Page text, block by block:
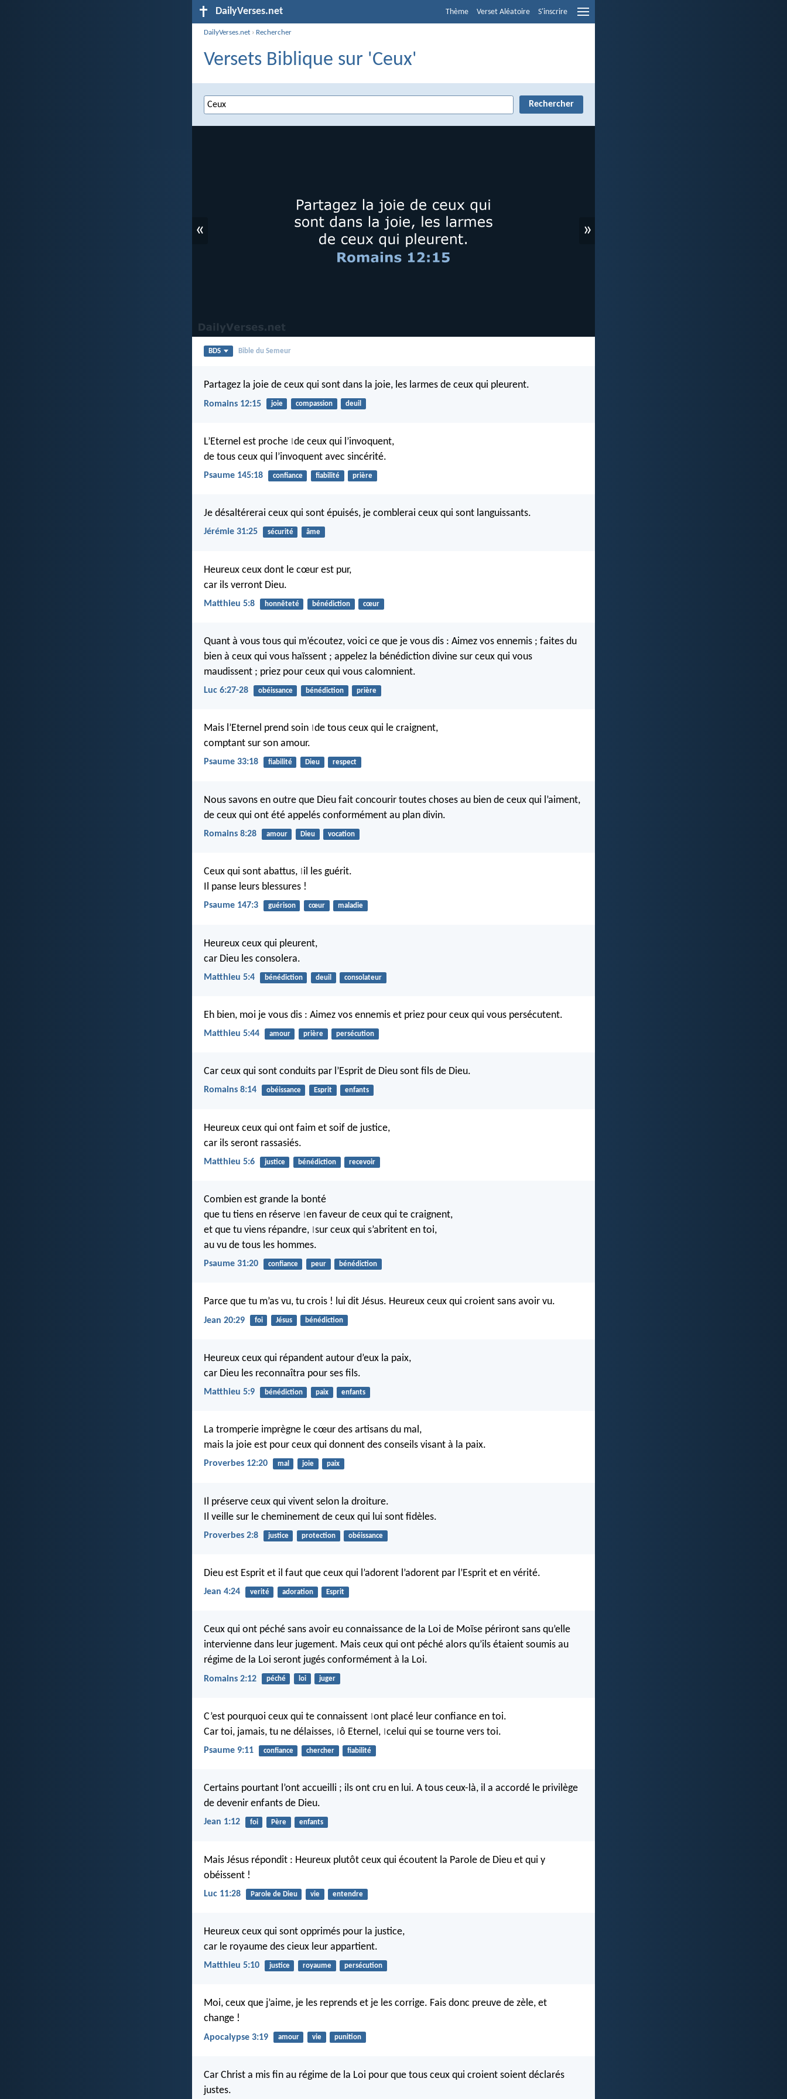
DailyVerses.net Thème Verset Aléatoire S'inscrire
DailyVerses.net › Rechercher
Versets Biblique sur 'Ceux'
« »
BDS Bible du Semeur
Partagez la joie de ceux qui sont dans la joie, les larmes de ceux qui pleurent.
Romains 12:15 joie compassion deuil
L’Eternel est proche de ceux qui l’invoquent,
de tous ceux qui l’invoquent avec sincérité.
Psaume 145:18 confiance fiabilité prière
Je désaltérerai ceux qui sont épuisés, je comblerai ceux qui sont languissants.
Jérémie 31:25 sécurité âme
Heureux ceux dont le cœur est pur,
car ils verront Dieu.
Matthieu 5:8 honnêteté bénédiction cœur
Quant à vous tous qui m’écoutez, voici ce que je vous dis : Aimez vos ennemis ; faites du
bien à ceux qui vous haïssent ; appelez la bénédiction divine sur ceux qui vous
maudissent ; priez pour ceux qui vous calomnient.
Luc 6:27-28 obéissance bénédiction prière
Mais l’Eternel prend soin de tous ceux qui le craignent,
comptant sur son amour.
Psaume 33:18 fiabilité Dieu respect
Nous savons en outre que Dieu fait concourir toutes choses au bien de ceux qui l’aiment,
de ceux qui ont été appelés conformément au plan divin.
Romains 8:28 amour Dieu vocation
Ceux qui sont abattus, il les guérit.
Il panse leurs blessures !
Psaume 147:3 guérison cœur maladie
Heureux ceux qui pleurent,
car Dieu les consolera.
Matthieu 5:4 bénédiction deuil consolateur
Eh bien, moi je vous dis : Aimez vos ennemis et priez pour ceux qui vous persécutent.
Matthieu 5:44 amour prière persécution
Car ceux qui sont conduits par l’Esprit de Dieu sont fils de Dieu.
Romains 8:14 obéissance Esprit enfants
Heureux ceux qui ont faim et soif de justice,
car ils seront rassasiés.
Matthieu 5:6 justice bénédiction recevoir
Combien est grande la bonté
que tu tiens en réserve en faveur de ceux qui te craignent,
et que tu viens répandre, sur ceux qui s’abritent en toi,
au vu de tous les hommes.
Psaume 31:20 confiance peur bénédiction
Parce que tu m’as vu, tu crois ! lui dit Jésus. Heureux ceux qui croient sans avoir vu.
Jean 20:29 foi Jésus bénédiction
Heureux ceux qui répandent autour d’eux la paix,
car Dieu les reconnaîtra pour ses fils.
Matthieu 5:9 bénédiction paix enfants
La tromperie imprègne le cœur des artisans du mal,
mais la joie est pour ceux qui donnent des conseils visant à la paix.
Proverbes 12:20 mal joie paix
Il préserve ceux qui vivent selon la droiture.
Il veille sur le cheminement de ceux qui lui sont fidèles.
Proverbes 2:8 justice protection obéissance
Dieu est Esprit et il faut que ceux qui l’adorent l’adorent par l’Esprit et en vérité.
Jean 4:24 verité adoration Esprit
Ceux qui ont péché sans avoir eu connaissance de la Loi de Moïse périront sans qu’elle
intervienne dans leur jugement. Mais ceux qui ont péché alors qu’ils étaient soumis au
régime de la Loi seront jugés conformément à la Loi.
Romains 2:12 péché loi juger
C’est pourquoi ceux qui te connaissent ont placé leur confiance en toi.
Car toi, jamais, tu ne délaisses, ô Eternel, celui qui se tourne vers toi.
Psaume 9:11 confiance chercher fiabilité
Certains pourtant l’ont accueilli ; ils ont cru en lui. A tous ceux-là, il a accordé le privilège
de devenir enfants de Dieu.
Jean 1:12 foi Père enfants
Mais Jésus répondit : Heureux plutôt ceux qui écoutent la Parole de Dieu et qui y
obéissent !
Luc 11:28 Parole de Dieu vie entendre
Heureux ceux qui sont opprimés pour la justice,
car le royaume des cieux leur appartient.
Matthieu 5:10 justice royaume persécution
Moi, ceux que j’aime, je les reprends et je les corrige. Fais donc preuve de zèle, et
change !
Apocalypse 3:19 amour vie punition
Car Christ a mis fin au régime de la Loi pour que tous ceux qui croient soient déclarés
justes.